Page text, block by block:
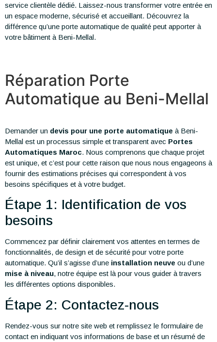
service clientèle dédié. Laissez-nous transformer votre entrée en
un espace moderne, sécurisé et accueillant. Découvrez la
différence qu’une porte automatique de qualité peut apporter à
votre bâtiment à Beni-Mellal.
Réparation Porte
Automatique au Beni-Mellal
Demander un devis pour une porte automatique à Beni-
Mellal est un processus simple et transparent avec Portes
Automatiques Maroc. Nous comprenons que chaque projet
est unique, et c’est pour cette raison que nous nous engageons à
fournir des estimations précises qui correspondent à vos
besoins spécifiques et à votre budget.
Étape 1: Identification de vos
besoins
Commencez par définir clairement vos attentes en termes de
fonctionnalités, de design et de sécurité pour votre porte
automatique. Qu’il s’agisse d’une installation neuve ou d’une
mise à niveau, notre équipe est là pour vous guider à travers
les différentes options disponibles.
Étape 2: Contactez-nous
Rendez-vous sur notre site web et remplissez le formulaire de
contact en indiquant vos informations de base et un résumé de